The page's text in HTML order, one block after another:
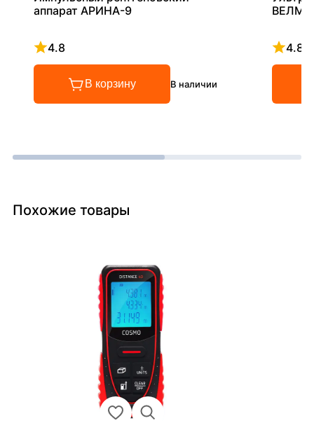
аппарат АРИНА-9
4.8
Рейтинг 4.8 из 5
В корзину В наличии
4.8
Похожие товары